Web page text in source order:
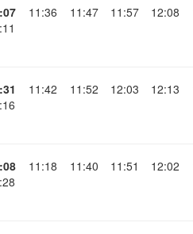
11:36 11:47 11:57 12:08
11:42 11:52 12:03 12:13
11:18 11:40 11:51 12:02